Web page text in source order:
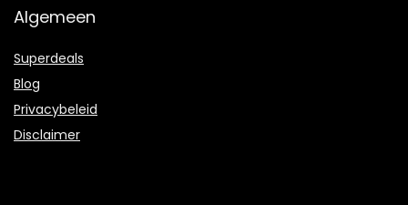
Algemeen
Superdeals
Blog
Privacybeleid
Disclaimer